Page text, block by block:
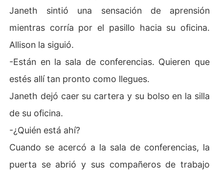
Janeth sintió una sensación de aprensión
mientras corría por el pasillo hacia su oficina.
Allison la siguió.
-Están en la sala de conferencias. Quieren que
estés allí tan pronto como llegues.
Janeth dejó caer su cartera y su bolso en la silla
de su oficina.
-¿Quién está ahí?
Cuando se acercó a la sala de conferencias, la
puerta se abrió y sus compañeros de trabajo